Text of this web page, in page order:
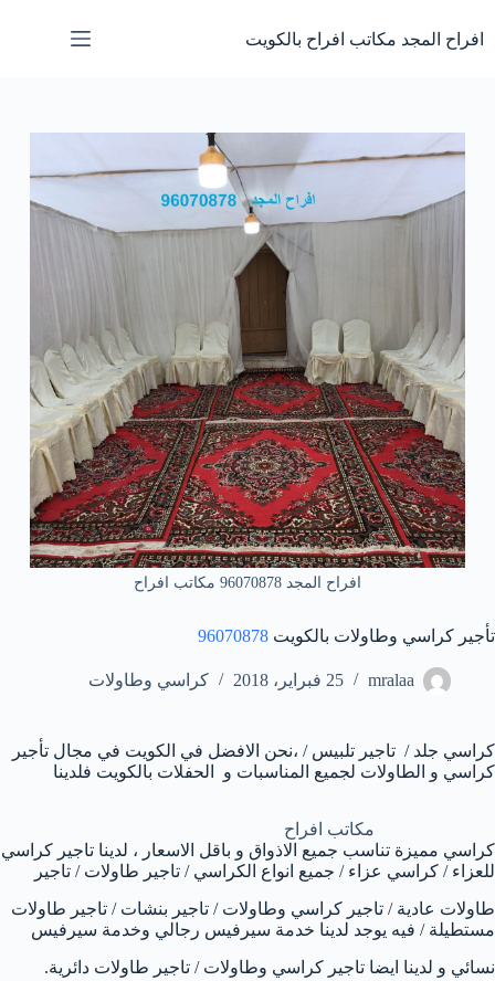
إلى
المحتوى
افراح المجد مكاتب افراح بالكويت
افراح المجد 96070878 مكاتب افراح
تأجير كراسي وطاولات بالكويت 96070878
mralaa 25 فبراير، 2018 كراسي وطاولات
كراسي جلد / تاجير تلبيس / ،نحن الافضل في الكويت في مجال تأجير
كراسي و الطاولات لجميع المناسبات و الحفلات بالكويت فلدينا
مكاتب افراح
كراسي مميزة تناسب جميع الاذواق و باقل الاسعار ، لدينا تاجير كراسي
للعزاء / كراسي عزاء / جميع انواع الكراسي / تاجير طاولات / تاجير
طاولات عادية / تاجير كراسي وطاولات / تاجير بنشات / تاجير طاولات
مستطيلة / فيه يوجد لدينا خدمة سيرفيس رجالي وخدمة سيرفيس
نسائي و لدينا ايضا تاجير كراسي وطاولات / تاجير طاولات دائرية.